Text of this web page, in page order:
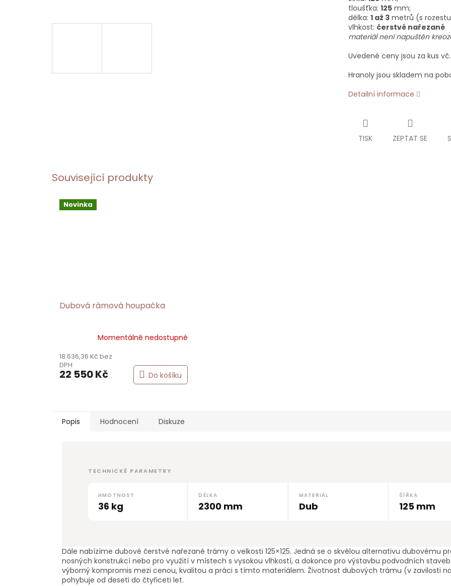
tloušťka: 125 mm;
délka: 1 až 3 metrů (s
vlhkost: čerstvé nařezané
materiál není napuštěn
Uvedené ceny jsou za kus vč.
Hranoly jsou skladem na
Detailní informace
TISK ZEPTAT SE
Související produkty
Novinka
Dubová rámová houpačka
Momentálně nedostupné
18 636,36 Kč bez
DPH
22 550 Kč Do košíku
Popis Hodnocení Diskuze
TECHNICKÉ PARAMETRY
HMOTNOST
36 kg
DÉLKA
2300 mm
MATERIÁL
Dub
ŠÍŘKA
125 mm
Dále nabízíme dubové čerstvé nařezané trámy o velkosti 125×125. Jedná se o skvělou alternativu dubovému
nosných konstrukcí nebo pro využití v místech s vysokou vlhkostí, a dokonce pro výstavbu podvodních
výborný kompromis mezi cenou, kvalitou a práci s tímto materiálem. Životnost dubových trámu (v zavilosti
pohybuje od deseti do čtyřiceti let.